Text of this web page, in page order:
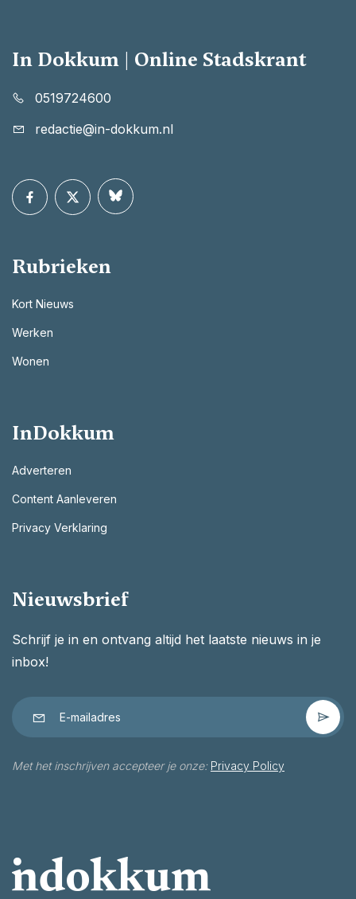
In Dokkum | Online Stadskrant
0519724600
redactie@in-dokkum.nl
Rubrieken
Kort Nieuws
Werken
Wonen
InDokkum
Adverteren
Content Aanleveren
Privacy Verklaring
Nieuwsbrief
Schrijf je in en ontvang altijd het laatste nieuws in je
inbox!
Met het inschrijven accepteer je onze: Privacy Policy